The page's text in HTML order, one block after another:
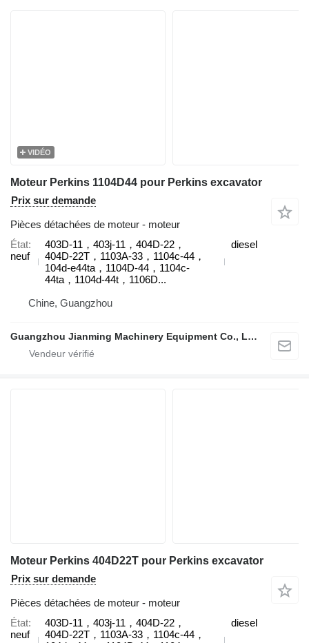
VIDÉO
Moteur Perkins 1104D44 pour Perkins excavator
Prix sur demande
Pièces détachées de moteur - moteur
État
neuf
403D-11，403j-11，404D‑22，
404D‑22T，1103A-33，1104c-44，
104d-e44ta，1104D-44，1104c-
44ta，1104d-44t，1106D...
diesel
Chine, Guangzhou
Guangzhou Jianming Machinery Equipment Co., Ltd.
Moteur Perkins 404D22T pour Perkins excavator
Prix sur demande
Pièces détachées de moteur - moteur
État
neuf
403D-11，403j-11，404D‑22，
404D‑22T，1103A-33，1104c-44，
diesel